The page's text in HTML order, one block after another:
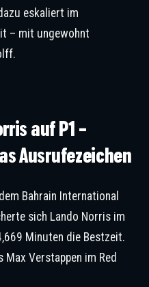
eskaliert im
– mit ungewohnt
auf P1 –
Ausrufezeichen
Bahrain International
sich Lando Norris im
Minuten die Bestzeit.
Max Verstappen im Red